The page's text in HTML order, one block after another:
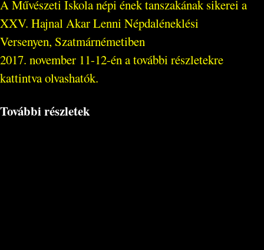
A Művészeti Iskola népi ének tanszakának sikerei a
XXV. Hajnal Akar Lenni Népdaléneklési
Versenyen, Szatmárnémetiben
2017. november 11-12-én a további részletekre
kattintva olvashatók.
További részletek